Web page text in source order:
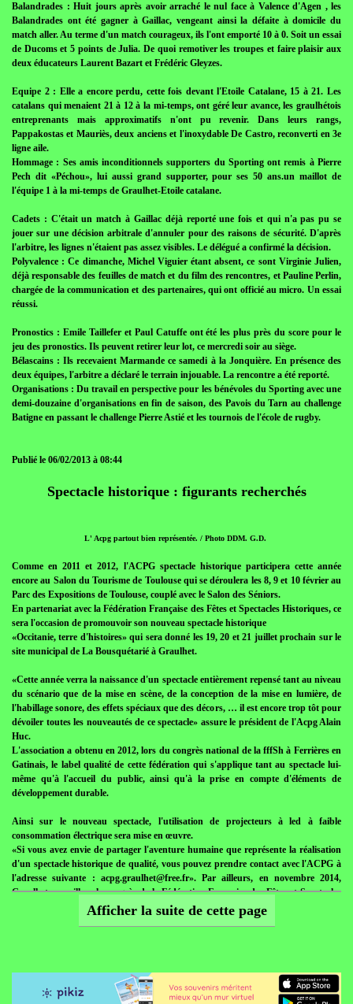
Balandrades : Huit jours après avoir arraché le nul face à Valence d'Agen , les
Balandrades ont été gagner à Gaillac, vengeant ainsi la défaite à domicile du
match aller. Au terme d'un match courageux, ils l'ont emporté 10 à 0. Soit un essai
de Ducoms et 5 points de Julia. De quoi remotiver les troupes et faire plaisir aux
deux éducateurs Laurent Bazart et Frédéric Gleyzes.
Equipe 2 : Elle a encore perdu, cette fois devant l'Etoile Catalane, 15 à 21. Les
catalans qui menaient 21 à 12 à la mi-temps, ont géré leur avance, les graulhétois
entreprenants mais approximatifs n'ont pu revenir. Dans leurs rangs,
Pappakostas et Mauriès, deux anciens et l'inoxydable De Castro, reconverti en 3e
ligne aile.
Hommage : Ses amis inconditionnels supporters du Sporting ont remis à Pierre
Pech dit «Péchou», lui aussi grand supporter, pour ses 50 ans.un maillot de
l'équipe 1 à la mi-temps de Graulhet-Etoile catalane.
Cadets : C'était un match à Gaillac déjà reporté une fois et qui n'a pas pu se
jouer sur une décision arbitrale d'annuler pour des raisons de sécurité. D'après
l'arbitre, les lignes n'étaient pas assez visibles. Le délégué a confirmé la décision.
Polyvalence : Ce dimanche, Michel Viguier étant absent, ce sont Virginie Julien,
déjà responsable des feuilles de match et du film des rencontres, et Pauline Perlin,
chargée de la communication et des partenaires, qui ont officié au micro. Un essai
réussi.
Pronostics : Emile Taillefer et Paul Catuffe ont été les plus près du score pour le
jeu des pronostics. Ils peuvent retirer leur lot, ce mercredi soir au siège.
Bélascains : Ils recevaient Marmande ce samedi à la Jonquière. En présence des
deux équipes, l'arbitre a déclaré le terrain injouable. La rencontre a été reporté.
Organisations : Du travail en perspective pour les bénévoles du Sporting avec une
demi-douzaine d'organisations en fin de saison, des Pavois du Tarn au challenge
Batigne en passant le challenge Pierre Astié et les tournois de l'école de rugby.
Publié le 06/02/2013 à 08:44
Spectacle historique : figurants recherchés
L' Acpg partout bien représentée. / Photo DDM. G.D.
Comme en 2011 et 2012, l'ACPG spectacle historique participera cette année
encore au Salon du Tourisme de Toulouse qui se déroulera les 8, 9 et 10 février au
Parc des Expositions de Toulouse, couplé avec le Salon des Séniors.
En partenariat avec la Fédération Française des Fêtes et Spectacles Historiques, ce
sera l'occasion de promouvoir son nouveau spectacle historique
«Occitanie, terre d'histoires» qui sera donné les 19, 20 et 21 juillet prochain sur le
site municipal de La Bousquétarié à Graulhet.
«Cette année verra la naissance d'un spectacle entièrement repensé tant au niveau
du scénario que de la mise en scène, de la conception de la mise en lumière, de
l'habillage sonore, des effets spéciaux que des décors, … il est encore trop tôt pour
dévoiler toutes les nouveautés de ce spectacle» assure le président de l'Acpg Alain
Huc.
L'association a obtenu en 2012, lors du congrès national de la fffSh à Ferrières en
Gatinais, le label qualité de cette fédération qui s'applique tant au spectacle lui-
même qu'à l'accueil du public, ainsi qu'à la prise en compte d'éléments de
développement durable.
Ainsi sur le nouveau spectacle, l'utilisation de projecteurs à led à faible
consommation électrique sera mise en œuvre.
«Si vous avez envie de partager l'aventure humaine que représente la réalisation
d'un spectacle historique de qualité, vous pouvez prendre contact avec l'ACPG à
l'adresse suivante : acpg.graulhet@free.fr». Par ailleurs, en novembre 2014,
Graulhet accueillera le congrès de la Fédération Française des Fêtes et Spectacles
Historiques où sont attendus plus de 300 congressistes de la France entière.
L'eau potable sur la table du conseil municipal
Afficher la suite de cette page